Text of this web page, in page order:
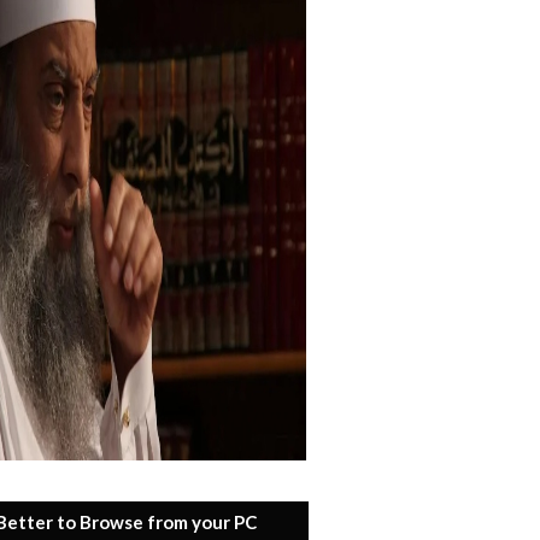
to Browse from your PC